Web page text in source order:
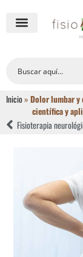
Inicio» Dolor lumbar y
científica y